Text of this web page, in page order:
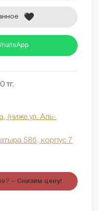
тг.
(ниже ул. Аль-
58б, корпус 7
– Снизим цену!